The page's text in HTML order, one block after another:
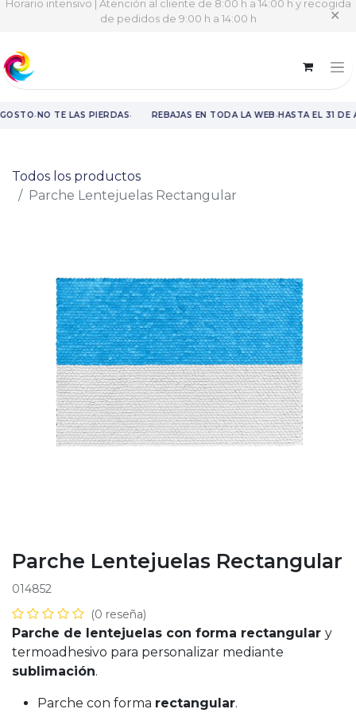
Horario intensivo | Atención al cliente de 8:00 h a 14:00 h y recogida
de pedidos de 9:00 h a 14:00 h ✕
·NO TE LAS PIERDAS· REBAJAS EN TODA LA WEB·HASTA EL 31 DE
Todos los productos
Parche Lentejuelas Rectangular
Parche Lentejuelas Rectangular
014852
(0 reseña)
Parche de lentejuelas con forma rectangular y
termoadhesivo para personalizar mediante
sublimación.
Parche con forma rectangular.